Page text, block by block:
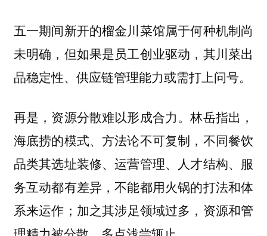
五一期间新开的榴金川菜馆属于何种机制尚
未明确，但如果是员工创业驱动，其川菜出
品稳定性、供应链管理能力或需打上问号。
再是，资源分散难以形成合力。林岳指出，
海底捞的模式、方法论不可复制，不同餐饮
品类其选址装修、运营管理、人才结构、服
务互动都有差异，不能都用火锅的打法和体
系来运作；加之其涉足领域过多，资源和管